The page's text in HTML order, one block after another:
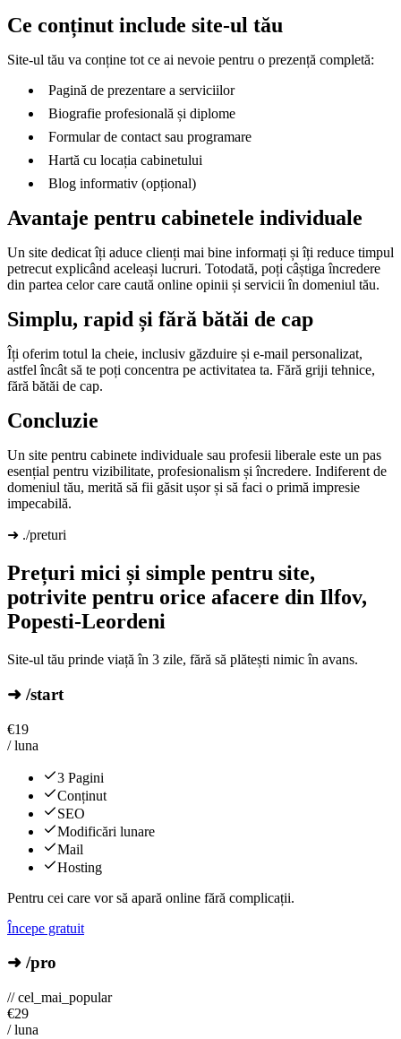
Ce conținut include site-ul tău
Site-ul tău va conține tot ce ai nevoie pentru o prezență completă:
Pagină de prezentare a serviciilor
Biografie profesională și diplome
Formular de contact sau programare
Hartă cu locația cabinetului
Blog informativ (opțional)
Avantaje pentru cabinetele individuale
Un site dedicat îți aduce clienți mai bine informați și îți reduce timpul
petrecut explicând aceleași lucruri. Totodată, poți câștiga încredere
din partea celor care caută online opinii și servicii în domeniul tău.
Simplu, rapid și fără bătăi de cap
Îți oferim totul la cheie, inclusiv găzduire și e-mail personalizat,
astfel încât să te poți concentra pe activitatea ta. Fără griji tehnice,
fără bătăi de cap.
Concluzie
Un site pentru cabinete individuale sau profesii liberale este un pas
esențial pentru vizibilitate, profesionalism și încredere. Indiferent de
domeniul tău, merită să fii găsit ușor și să faci o primă impresie
impecabilă.
➜ ./preturi
Prețuri mici și simple pentru site,
potrivite pentru orice afacere din Ilfov,
Popesti-Leordeni
Site-ul tău prinde viață în 3 zile, fără să plătești nimic în avans.
➜ /start
€19
/ luna
3 Pagini
Conținut
SEO
Modificări lunare
Mail
Hosting
Pentru cei care vor să apară online fără complicații.
Începe gratuit
➜ /pro
// cel_mai_popular
€29
/ luna